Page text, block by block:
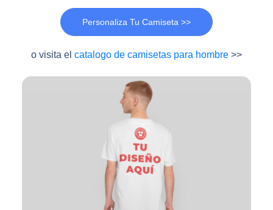
Personaliza Tu Camiseta >>
o visita el catalogo de camisetas para hombre >>